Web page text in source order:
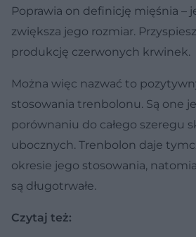
Poprawia on definicję mięśnia –
zwiększa jego rozmiar.
produkcję czerwonych krwinek.
Można więc nazwać to
stosowania trenbolonu. Są one
porównaniu do całego szeregu
ubocznych. Trenbolon daje
okresie jego stosowania,
są długotrwałe.
Czytaj też: